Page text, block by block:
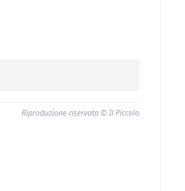
Riproduzione riservata © Il Piccolo